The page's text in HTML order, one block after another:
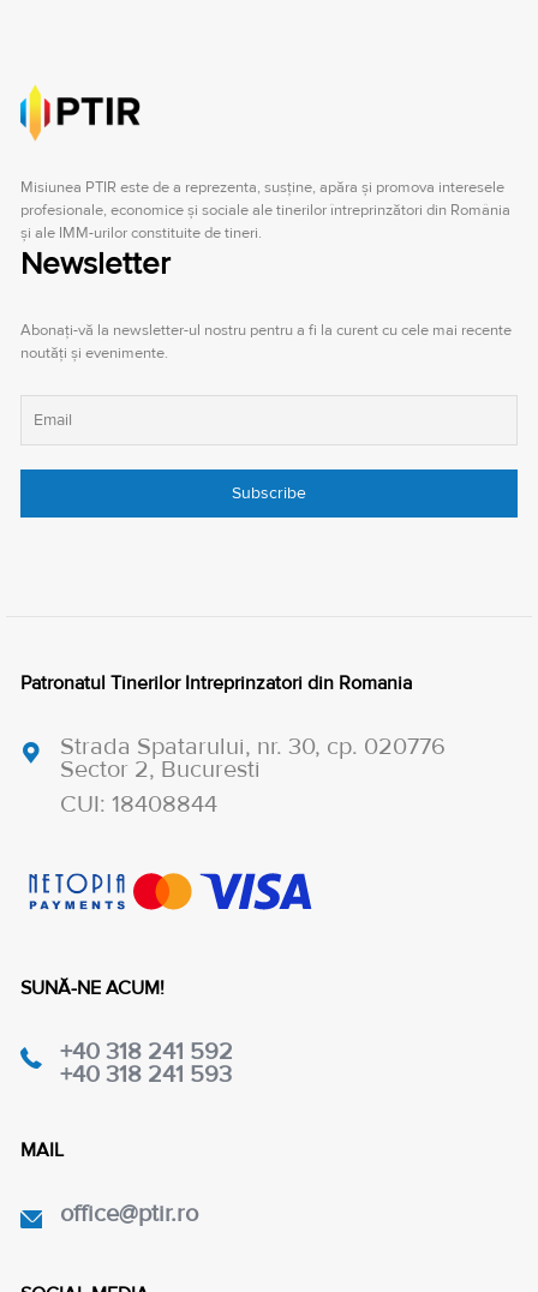
Misiunea PTIR este de a reprezenta, susţine, apăra şi promova interesele
profesionale, economice şi sociale ale tinerilor întreprinzători din România
şi ale IMM-urilor constituite de tineri.
Newsletter
Abonați-vă la newsletter-ul nostru pentru a fi la curent cu cele mai recente
noutăți și evenimente.
Patronatul Tinerilor Intreprinzatori din Romania
Strada Spatarului, nr. 30, cp. 020776
Sector 2, Bucuresti
CUI: 18408844
SUNĂ-NE ACUM!
+40 318 241 592
+40 318 241 593
MAIL
office@ptir.ro